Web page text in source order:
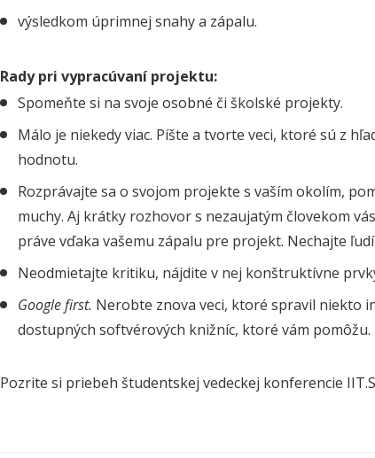
výsledkom úprimnej snahy a zápalu.
Rady pri vypracúvaní projektu:
Spomeňte si na svoje osobné či školské projekty.
Málo je niekedy viac. Píšte a tvorte veci, ktoré sú z
hodnotu.
Rozprávajte sa o svojom projekte s vaším okolím,
muchy. Aj krátky rozhovor s nezaujatým človekom
práve vďaka vašemu zápalu pre projekt. Nechajte
Neodmietajte kritiku, nájdite v nej konštruktívne
Google first. Nerobte znova veci, ktoré spravil niekto
dostupných softvérových knižníc, ktoré vám
Pozrite si priebeh študentskej vedeckej konferencie